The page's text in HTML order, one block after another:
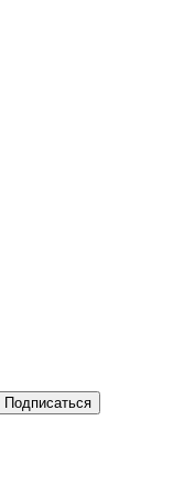
Подписаться